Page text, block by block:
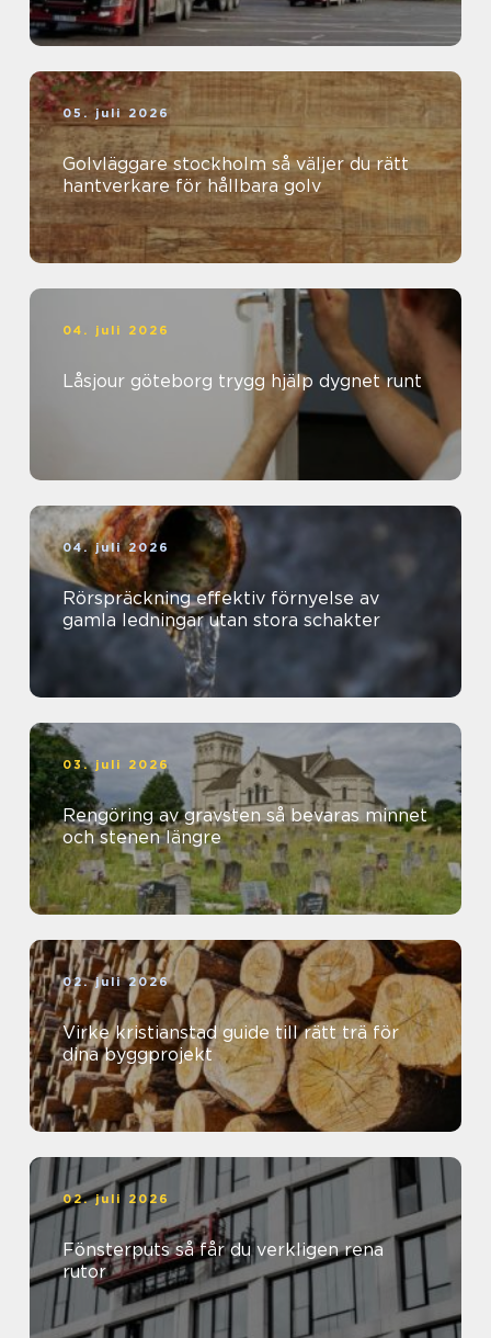
05. juli 2026
Golvläggare stockholm så väljer du rätt
hantverkare för hållbara golv
04. juli 2026
Låsjour göteborg trygg hjälp dygnet runt
04. juli 2026
Rörspräckning effektiv förnyelse av
gamla ledningar utan stora schakter
03. juli 2026
Rengöring av gravsten så bevaras minnet
och stenen längre
02. juli 2026
Virke kristianstad guide till rätt trä för
dina byggprojekt
02. juli 2026
Fönsterputs så får du verkligen rena
rutor